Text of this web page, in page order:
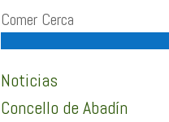
Comer Cerca
Noticias
Concello de Abadín